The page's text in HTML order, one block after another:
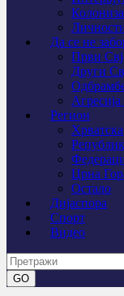
Да се не
Први
Други
Регион
Хрватска
Црна
Остало
Дијаспора
Спорт
Видео